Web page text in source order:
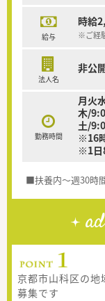
給与
時給
※ご経
法人名
非公
勤務時間
月火
木/
土/
※16
※1日
■扶養内～週30時
京都市山科区の
募集です